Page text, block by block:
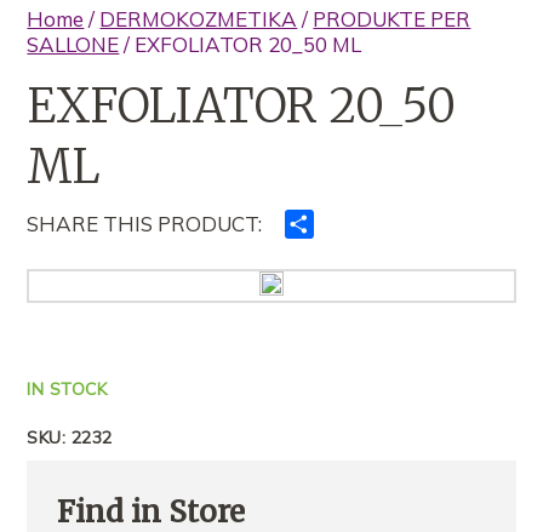
Home / DERMOKOZMETIKA / PRODUKTE PER
SALLONE/ EXFOLIATOR 20_50 ML
EXFOLIATOR 20_50
ML
SHARE THIS PRODUCT:
tjerët
IN STOCK
SKU: 2232
Find in Store